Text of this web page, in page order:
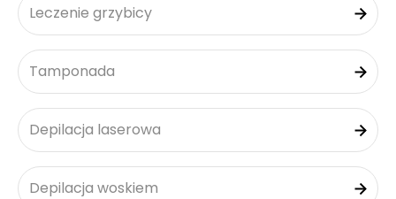
Leczenie grzybicy
Tamponada
Depilacja laserowa
Depilacja woskiem